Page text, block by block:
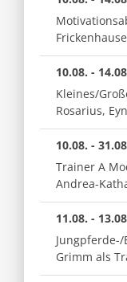
10.08. -
Kleines/
Rosarius,
10.08. -
Trainer A
Andrea-
11.08. -
Grimm als